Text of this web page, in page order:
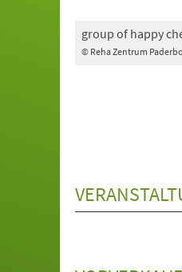
© Reha Zentrum
group of happy